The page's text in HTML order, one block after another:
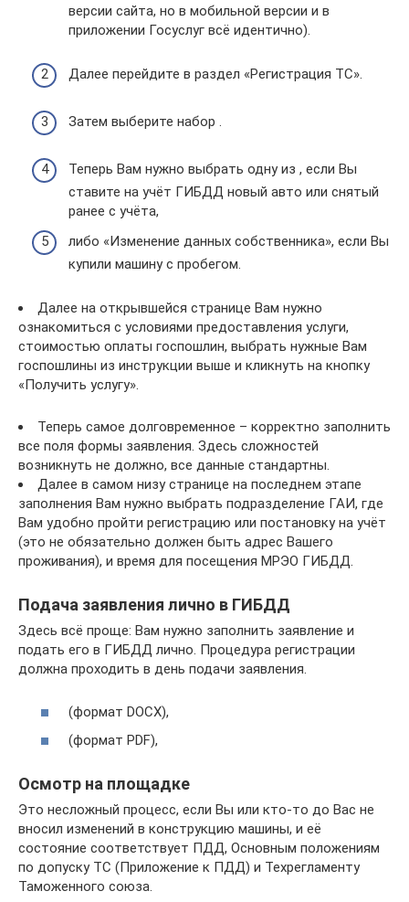
версии сайта, но в мобильной версии и в
приложении Госуслуг всё идентично).
Далее перейдите в раздел «Регистрация ТС».
Затем выберите набор .
Теперь Вам нужно выбрать одну из , если Вы
ставите на учёт ГИБДД новый авто или снятый
ранее с учёта,
либо «Изменение данных собственника», если Вы
купили машину с пробегом. ​
Далее на открывшейся странице Вам нужно
ознакомиться с условиями предоставления услуги,
стоимостью оплаты госпошлин, выбрать нужные Вам
госпошлины из инструкции выше и кликнуть на кнопку
«Получить услугу».
Теперь самое долговременное – корректно заполнить
все поля формы заявления. Здесь сложностей
возникнуть не должно, все данные стандартны.
Далее в самом низу странице на последнем этапе
заполнения Вам нужно выбрать подразделение ГАИ, где
Вам удобно пройти регистрацию или постановку на учёт
(это не обязательно должен быть адрес Вашего
проживания), и время для посещения МРЭО ГИБДД.
Подача заявления лично в ГИБДД
Здесь всё проще: Вам нужно заполнить заявление и
подать его в ГИБДД лично. Процедура регистрации
должна проходить в день подачи заявления.
(формат DOCX),
(формат PDF),
Осмотр на площадке
Это несложный процесс, если Вы или кто-то до Вас не
вносил изменений в конструкцию машины, и её
состояние соответствует ПДД, Основным положениям
по допуску ТС (Приложение к ПДД) и Техрегламенту
Таможенного союза.